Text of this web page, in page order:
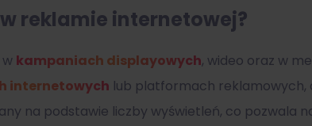
reklamie internetowej?
kampaniach displayowych, wideo oraz w
internetowych lub platformach reklamowych,
na podstawie liczby wyświetleń, co pozwala